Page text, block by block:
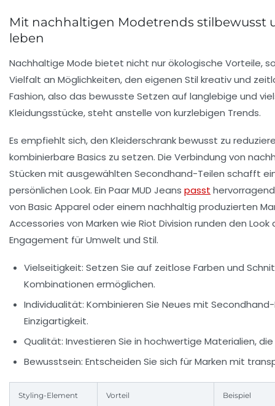
Mit nachhaltigen Modetrends stilbewusst
leben
Nachhaltige Mode bietet nicht nur ökologische Vorteile,
Vielfalt an Möglichkeiten, den eigenen Stil kreativ und
Fashion, also das bewusste Setzen auf langlebige und
Kleidungsstücke, steht anstelle von kurzlebigen Trends.
Es empfiehlt sich, den Kleiderschrank bewusst zu
kombinierbare Basics zu setzen. Die Verbindung von
Stücken mit ausgewählten Secondhand-Teilen schafft
persönlichen Look. Ein Paar MUD Jeans passt
von Basic Apparel oder einem nachhaltig produzierten
Accessories von Marken wie Riot Division runden den
Engagement für Umwelt und Stil.
Vielseitigkeit: Setzen Sie auf zeitlose Farben und
Kombinationen ermöglichen.
Individualität: Kombinieren Sie Neues mit
Einzigartigkeit.
Qualität: Investieren Sie in hochwertige Materialien,
Bewusstsein: Entscheiden Sie sich für Marken mit
Styling-Element Vorteil Beispiel